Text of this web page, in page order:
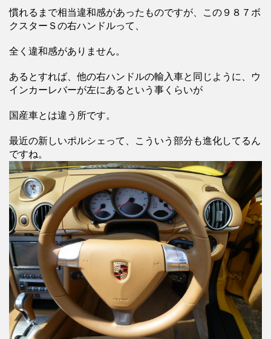
慣れるまで相当違和感があったものですが、この９８７ボ
クスターＳの右ハンドルって、
全く違和感がありません。
あるとすれば、他の右ハンドルの輸入車と同じように、ウ
インカーレバーが左にあるという事くらいが
国産車とは違う所です。
最近の新しいポルシェって、こういう部分も進化してるん
ですね。